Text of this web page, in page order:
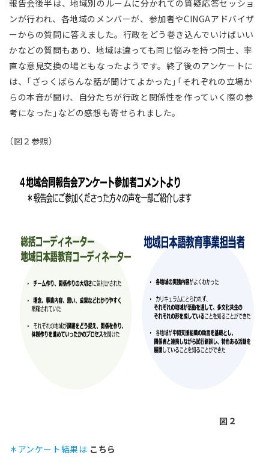
報告会後半は、地域別のルームに分かれての質疑応答セッショ
ンが行われ、各地域のメンバーが、参加者やCINGAアドバイザ
ーからの質問に答えました。行政をどう巻き込んでいけばいい
かなどの質問もあり、地域は違っても同じ悩みを持つ同士、率
直な意見交換の場ともなったようです。終了後のアンケートに
は、「ざっくばらんな話が聞けてよかった」「それぞれの立場か
らの本音が聞け、自分たちが行政と関係性を作っていく際の参
考になった」などの感想も寄せられました。
（図２参照）
図２
＊アンケート結果は こちら